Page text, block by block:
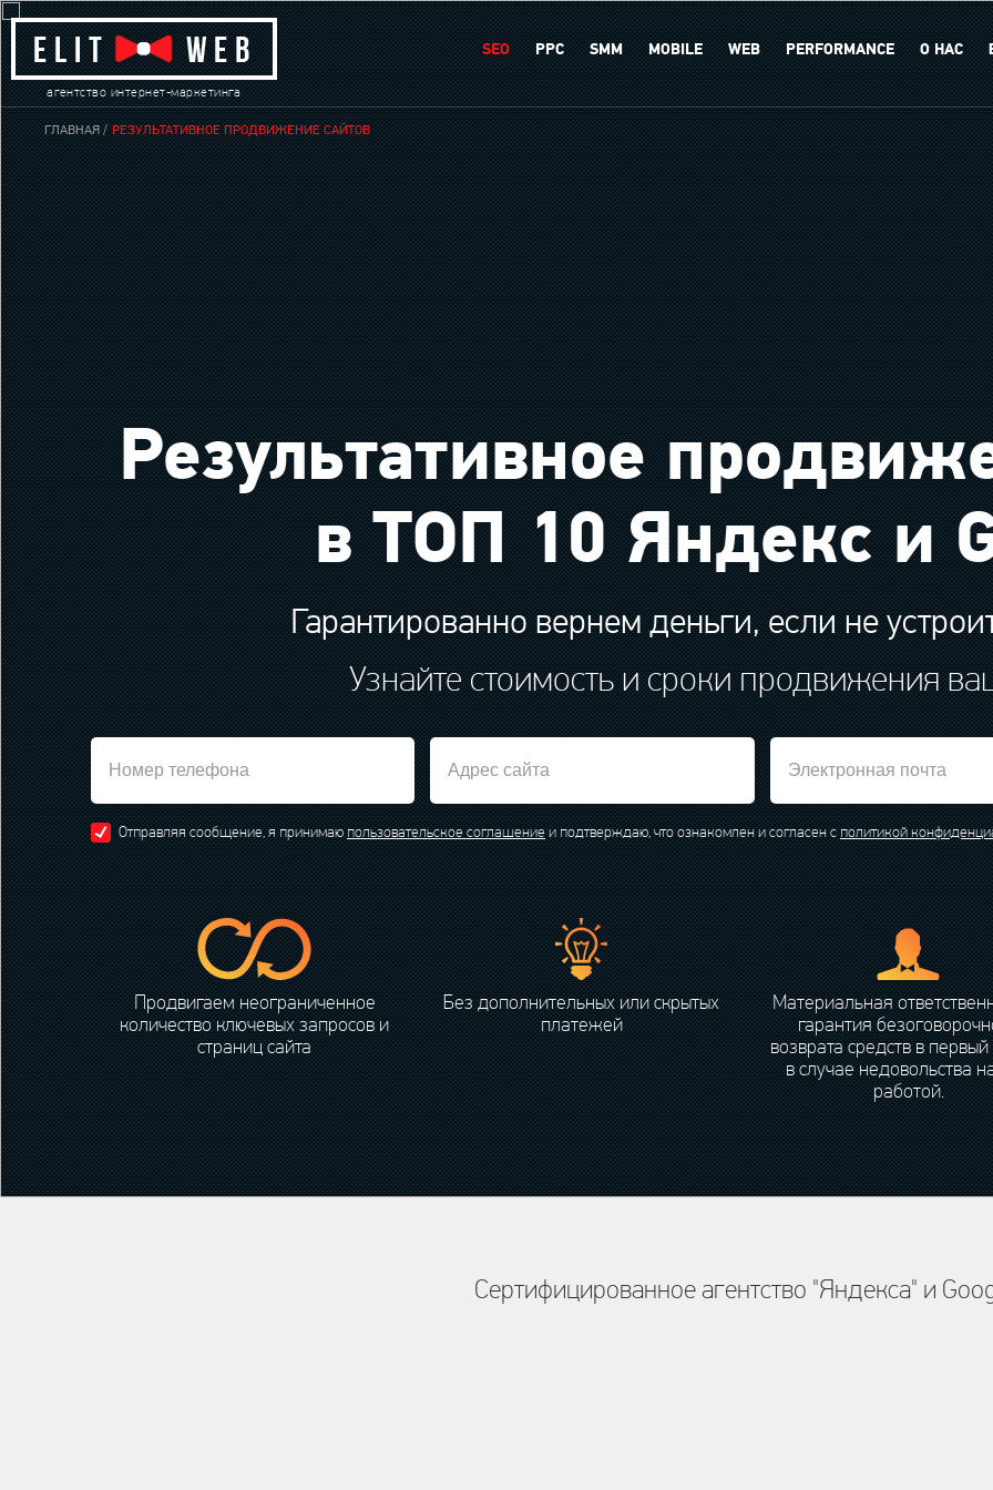
агентство интернет-маркетинга
SEO PPC SMM MOBILE WEB PERFORMANCE О НАС
ГЛАВНАЯ РЕЗУЛЬТАТИВНОЕ ПРОДВИЖЕНИЕ САЙТОВ
Результативное
в ТОП 10 Яндекс и
Гарантированно вернем деньги, если не
Узнайте стоимость и сроки продвижения
Отправляя сообщение, я принимаю пользовательское соглашениеи подтверждаю, что ознакомлен и согласен с политикой
Продвигаем неограниченное
количество ключевых запросов и
страниц сайта
Без дополнительных или скрытых
платежей
Материальная
гарантия
возврата средств в
в случае недовольства
работой.
Сертифицированное агентство "Яндекса" и